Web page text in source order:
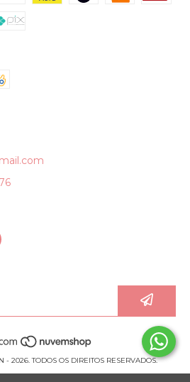
- 2026. TODOS OS DIREITOS RESERVADOS.